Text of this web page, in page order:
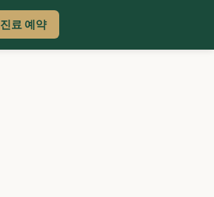
진료 예약